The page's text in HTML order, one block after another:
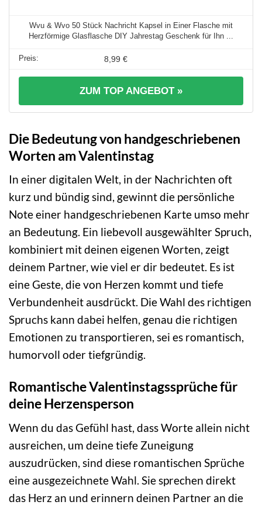
Wvu & Wvo 50 Stück Nachricht Kapsel in Einer Flasche mit
Herzförmige Glasflasche DIY Jahrestag Geschenk für Ihn ...
8,99 €
ZUM TOP ANGEBOT »
Die Bedeutung von handgeschriebenen
Worten am Valentinstag
In einer digitalen Welt, in der Nachrichten oft
kurz und bündig sind, gewinnt die persönliche
Note einer handgeschriebenen Karte umso mehr
an Bedeutung. Ein liebevoll ausgewählter Spruch,
kombiniert mit deinen eigenen Worten, zeigt
deinem Partner, wie viel er dir bedeutet. Es ist
eine Geste, die von Herzen kommt und tiefe
Verbundenheit ausdrückt. Die Wahl des richtigen
Spruchs kann dabei helfen, genau die richtigen
Emotionen zu transportieren, sei es romantisch,
humorvoll oder tiefgründig.
Romantische Valentinstagssprüche für
deine Herzensperson
Wenn du das Gefühl hast, dass Worte allein nicht
ausreichen, um deine tiefe Zuneigung
auszudrücken, sind diese romantischen Sprüche
eine ausgezeichnete Wahl. Sie sprechen direkt
das Herz an und erinnern deinen Partner an die